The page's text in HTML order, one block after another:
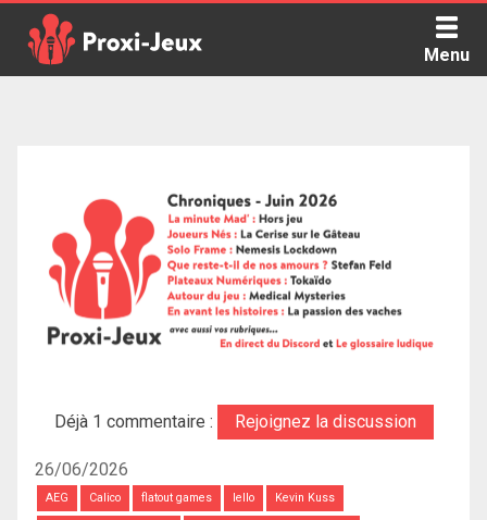
content
Menu
Déjà 1 commentaire : Rejoignez la discussion
26/06/2026
AEG Calico flatout games Iello Kevin Kuss